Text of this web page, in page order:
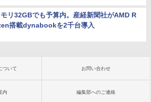
モリ32GBでも予算内。産経新聞社がAMD R
搭載dynabookを2千台導入
ついて お問い合わせ
内 編集部へのご連絡